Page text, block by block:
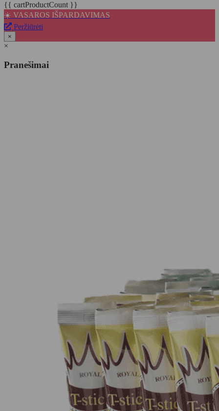
{{ cartProductCount }}
☀️ VASAROS IŠPARDAVIMAS
Peržiūrėti
×
×
Pranešimai